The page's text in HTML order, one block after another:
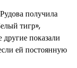
получила
тигр»,
показали
ей постоянную